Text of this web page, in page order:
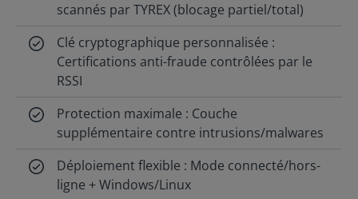
scannés par TYREX (blocage partiel/total)
Clé cryptographique personnalisée :
Certifications anti-fraude contrôlées par le
RSSI
Protection maximale : Couche
supplémentaire contre intrusions/malwares
Déploiement flexible : Mode connecté/hors-
ligne + Windows/Linux